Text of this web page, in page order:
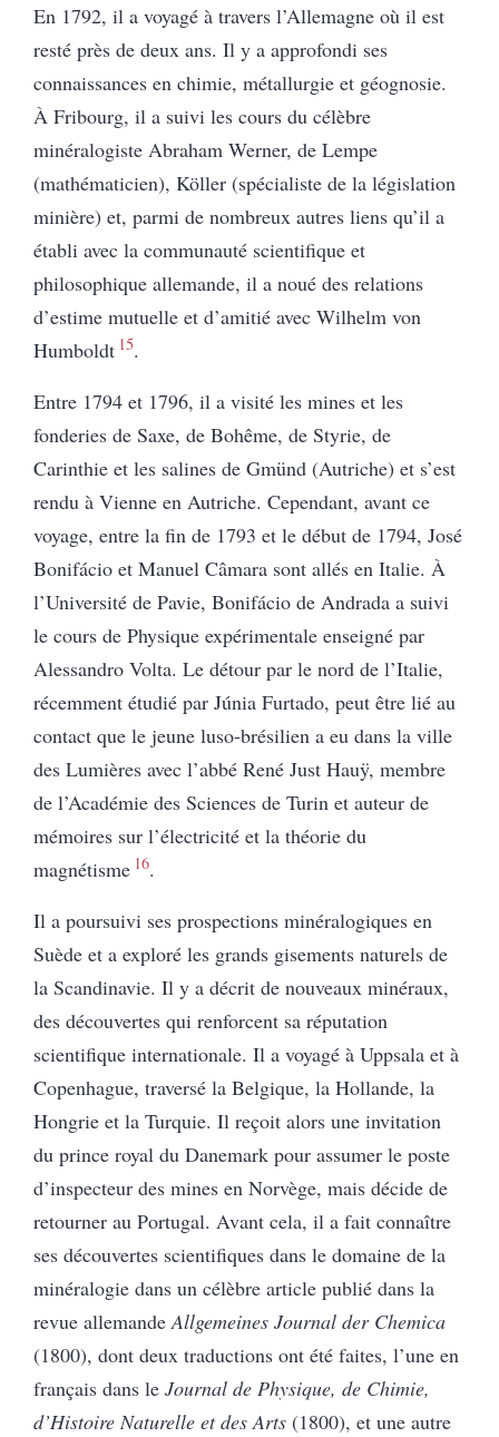
En 1792, il a voyagé à travers l’Allemagne où il est
resté près de deux ans. Il y a approfondi ses
connaissances en chimie, métallurgie et géognosie.
À Fribourg, il a suivi les cours du célèbre
minéralogiste Abraham Werner, de Lempe
(mathématicien), Köller (spécialiste de la législation
minière) et, parmi de nombreux autres liens qu’il a
établi avec la communauté scientifique et
philosophique allemande, il a noué des relations
d’estime mutuelle et d’amitié avec Wilhelm von
Humboldt 15.
Entre 1794 et 1796, il a visité les mines et les
fonderies de Saxe, de Bohême, de Styrie, de
Carinthie et les salines de Gmünd (Autriche) et s’est
rendu à Vienne en Autriche. Cependant, avant ce
voyage, entre la fin de 1793 et ​​le début de 1794, José
Bonifácio et Manuel Câmara sont allés en Italie. À
l’Université de Pavie, Bonifácio de Andrada a suivi
le cours de Physique expérimentale enseigné par
Alessandro Volta. Le détour par le nord de l’Italie,
récemment étudié par Júnia Furtado, peut être lié au
contact que le jeune luso-brésilien a eu dans la ville
des Lumières avec l’abbé René Just Hauÿ, membre
de l’Académie des Sciences de Turin et auteur de
mémoires sur l’électricité et la théorie du
magnétisme 16.
Il a poursuivi ses prospections minéralogiques en
Suède et a exploré les grands gisements naturels de
la Scandinavie. Il y a décrit de nouveaux minéraux,
des découvertes qui renforcent sa réputation
scientifique internationale. Il a voyagé à Uppsala et à
Copenhague, traversé la Belgique, la Hollande, la
Hongrie et la Turquie. Il reçoit alors une invitation
du prince royal du Danemark pour assumer le poste
d’inspecteur des mines en Norvège, mais décide de
retourner au Portugal. Avant cela, il a fait connaître
ses découvertes scientifiques dans le domaine de la
minéralogie dans un célèbre article publié dans la
revue allemande Allgemeines Journal der Chemica
(1800), dont deux traductions ont été faites, l’une en
français dans le Journal de Physique, de Chimie,
d’Histoire Naturelle et des Arts (1800), et une autre